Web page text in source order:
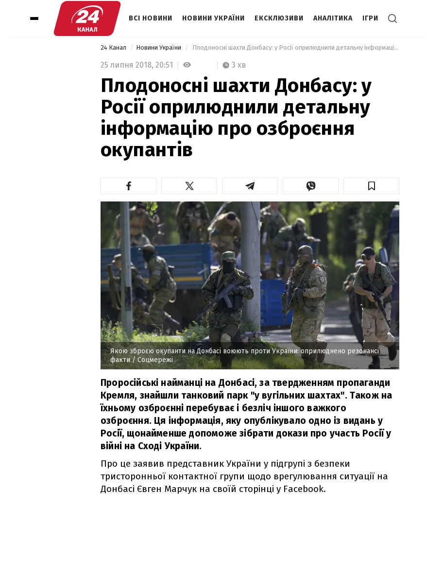
ВСІ НОВИНИ НОВИНИ УКРАЇНИ ЕКСКЛЮЗИВИ АНАЛІТИКА ІГРИ
24 Канал Новини України Плодоносні шахти Донбасу: у Росії оприлюднили детальну інформацію про озброєння окупантів
25 липня 2018, 20:51 3 хв
Плодоносні шахти Донбасу: у
Росії оприлюднили детальну
інформацію про озброєння
окупантів
Якою зброєю окупанти на Донбасі воюють проти України: оприлюднено резонансі
факти / Соцмережі
Проросійські найманці на Донбасі, за твердженням пропаганди
Кремля, знайшли танковий парк "у вугільних шахтах". Також на
їхньому озброєнні перебуває і безліч іншого важкого
озброєння. Ця інформація, яку опублікувало одно із видань у
Росії, щонайменше допоможе зібрати докази про участь Росії у
війні на Сході України.
Про це заявив представник України у підгрупі з безпеки
тристоронньої контактної групи щодо врегулювання ситуації на
Донбасі Євген Марчук на своїй сторінці у Facebook.